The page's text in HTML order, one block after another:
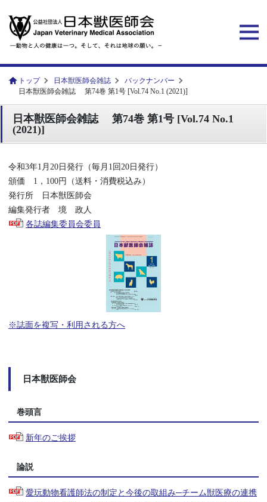
トップ 日本獣医師会雑誌
バックナンバー
日本獣医師会雑誌 第74巻 第1号 [Vol.74 No.1 (2021)]
日本獣医師会雑誌 第74巻 第1号 [Vol.74 No.1
(2021)]
令和3年1月20日発行（毎月1回20日発行）
頒価 1，100円（送料・消費税込み）
発行所 日本獣医師会
編集発行者 境 政人
各誌編集委員会委員
※誌面を複写・利用される方へ
日本獣医師会
巻頭言
新年のご挨拶
論説
愛玩動物看護師法の制定と今後の取組み─チーム獣医療の連携